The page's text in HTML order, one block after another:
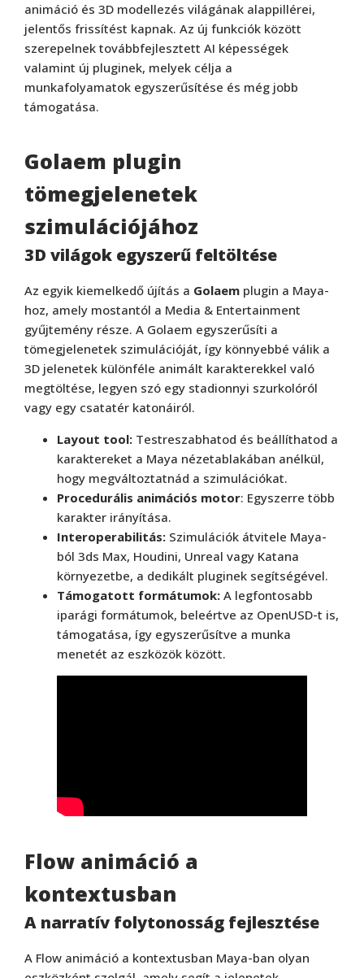
animáció és 3D modellezés világának alappillérei,
jelentős frissítést kapnak. Az új funkciók között
szerepelnek továbbfejlesztett AI képességek
valamint új pluginek, melyek célja a
munkafolyamatok egyszerűsítése és még jobb
támogatása.
Golaem plugin
tömegjelenetek
szimulációjához
3D világok egyszerű feltöltése
Az egyik kiemelkedő újítás a Golaem plugin a Maya-
hoz, amely mostantól a Media & Entertainment
gyűjtemény része. A Golaem egyszerűsíti a
tömegjelenetek szimulációját, így könnyebbé válik a
3D jelenetek különféle animált karakterekkel való
megtöltése, legyen szó egy stadionnyi szurkolóról
vagy egy csatatér katonáiról.
Layout tool: Testreszabhatod és beállíthatod a
karaktereket a Maya nézetablakában anélkül,
hogy megváltoztatnád a szimulációkat.
Procedurális animációs motor: Egyszerre több
karakter irányítása.
Interoperabilitás: Szimulációk átvitele Maya-
ból 3ds Max, Houdini, Unreal vagy Katana
környezetbe, a dedikált pluginek segítségével.
Támogatott formátumok: A legfontosabb
iparági formátumok, beleértve az OpenUSD-t is,
támogatása, így egyszerűsítve a munka
menetét az eszközök között.
Flow animáció a
kontextusban
A narratív folytonosság fejlesztése
A Flow animáció a kontextusban Maya-ban olyan